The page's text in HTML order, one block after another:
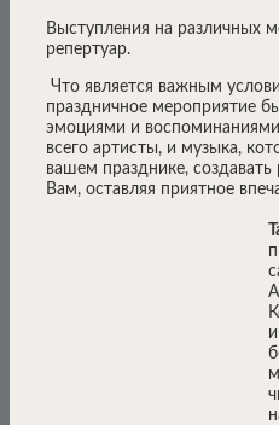
Выступления на различных
репертуар.
Что является важным
праздничное мероприятие
эмоциями и
всего артисты, и музыка,
вашем празднике,
Вам, оставляя приятное